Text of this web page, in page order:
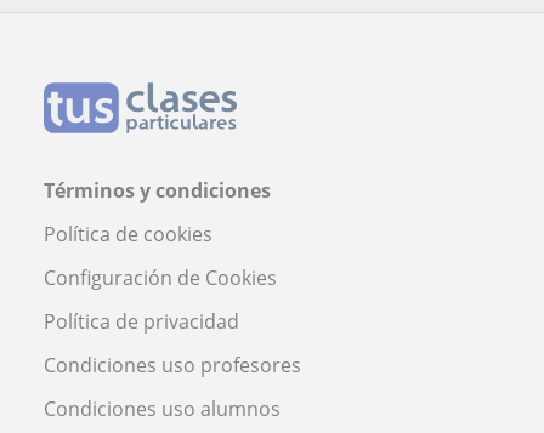
Términos y condiciones
Política de cookies
Configuración de Cookies
Política de privacidad
Condiciones uso profesores
Condiciones uso alumnos